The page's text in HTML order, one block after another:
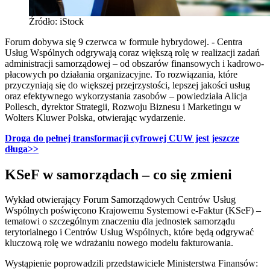
Źródło: iStock
Forum dobywa się 9 czerwca w formule hybrydowej. - Centra
Usług Wspólnych odgrywają coraz większą rolę w realizacji zadań
administracji samorządowej – od obszarów finansowych i kadrowo-
płacowych po działania organizacyjne. To rozwiązania, które
przyczyniają się do większej przejrzystości, lepszej jakości usług
oraz efektywnego wykorzystania zasobów – powiedziała Alicja
Pollesch, dyrektor Strategii, Rozwoju Biznesu i Marketingu w
Wolters Kluwer Polska, otwierając wydarzenie.
Droga do pełnej transformacji cyfrowej CUW jest jeszcze
długa>>
KSeF w samorządach – co się zmieni
Wykład otwierający Forum Samorządowych Centrów Usług
Wspólnych poświęcono Krajowemu Systemowi e-Faktur (KSeF) –
tematowi o szczególnym znaczeniu dla jednostek samorządu
terytorialnego i Centrów Usług Wspólnych, które będą odgrywać
kluczową rolę we wdrażaniu nowego modelu fakturowania.
Wystąpienie poprowadzili przedstawiciele Ministerstwa Finansów: